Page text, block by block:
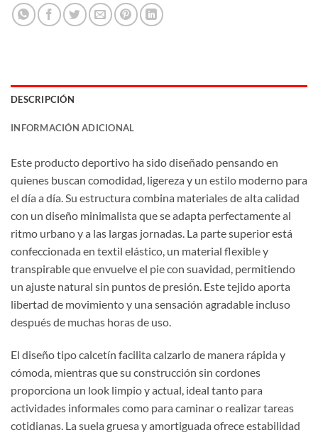
DESCRIPCIÓN
INFORMACIÓN ADICIONAL
Este producto deportivo ha sido diseñado pensando en
quienes buscan comodidad, ligereza y un estilo moderno para
el día a día. Su estructura combina materiales de alta calidad
con un diseño minimalista que se adapta perfectamente al
ritmo urbano y a las largas jornadas. La parte superior está
confeccionada en textil elástico, un material flexible y
transpirable que envuelve el pie con suavidad, permitiendo
un ajuste natural sin puntos de presión. Este tejido aporta
libertad de movimiento y una sensación agradable incluso
después de muchas horas de uso.
El diseño tipo calcetín facilita calzarlo de manera rápida y
cómoda, mientras que su construcción sin cordones
proporciona un look limpio y actual, ideal tanto para
actividades informales como para caminar o realizar tareas
cotidianas. La suela gruesa y amortiguada ofrece estabilidad